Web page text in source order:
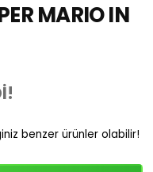
MARIO IN
benzer ürünler olabilir!